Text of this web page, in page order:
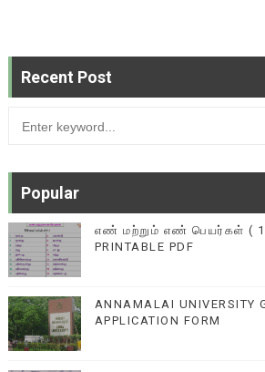
Recent Post
Popular
எண் மற்றும் எண் பெயர்கள் ( 1
PRINTABLE PDF
ANNAMALAI UNIVERSITY
APPLICATION FORM